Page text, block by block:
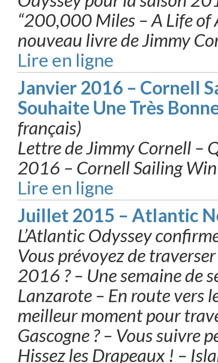
“200,000 Miles – A Life of
nouveau livre de Jimmy
Lire en ligne
Janvier 2016 – Cornell
Souhaite Une Très
français)
Lettre de Jimmy Cornell –
2016 – Cornell Sailing
Lire en ligne
Juillet 2015 – Atlantic
L’Atlantic Odyssey
Vous prévoyez de
2016 ? – Une semaine de
Lanzarote – En route vers
meilleur moment pour
Gascogne ? – Vous suivre
Hissez les Drapeaux ! –